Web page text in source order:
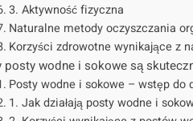
3. Aktywność fizyczna
Naturalne metody oczyszczania
Korzyści zdrowotne wynikające z
posty wodne i sokowe są
Posty wodne i sokowe – wstęp do
1. Jak działają posty wodne i